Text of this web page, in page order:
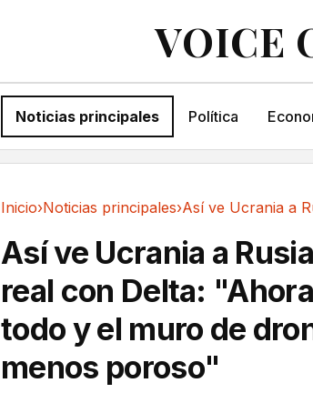
VOICE
Noticias principales Política
Inicio›Noticias principales›
Así ve Ucrania a
real con Delta:
todo y el muro de
menos poroso"